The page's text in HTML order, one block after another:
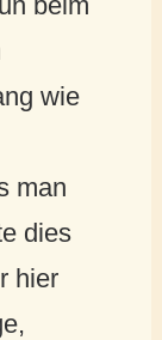
wie
man
dies
hier